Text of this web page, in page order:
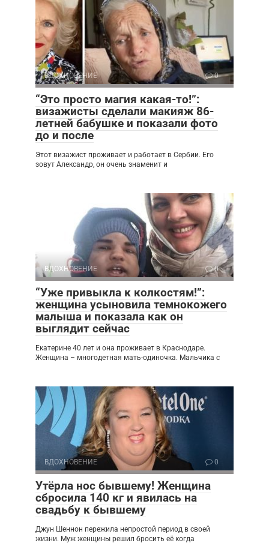
ВДОХНОВЕНИЕ 0
“Это просто магия какая-то!”:
визажисты сделали макияж 86-
летней бабушке и показали фото
до и после
Этот визажист проживает и работает в Сербии. Его
зовут Александр, он очень знаменит и
ВДОХНОВЕНИЕ 0
“Уже привыкла к колкостям!”:
женщина усыновила темнокожего
малыша и показала как он
выглядит сейчас
Екатерине 40 лет и она проживает в Краснодаре.
Женщина – многодетная мать-одиночка. Мальчика с
ВДОХНОВЕНИЕ 0
Утёрла нос бывшему! Женщина
сбросила 140 кг и явилась на
свадьбу к бывшему
Джун Шеннон пережила непростой период в своей
жизни. Муж женщины решил бросить её когда